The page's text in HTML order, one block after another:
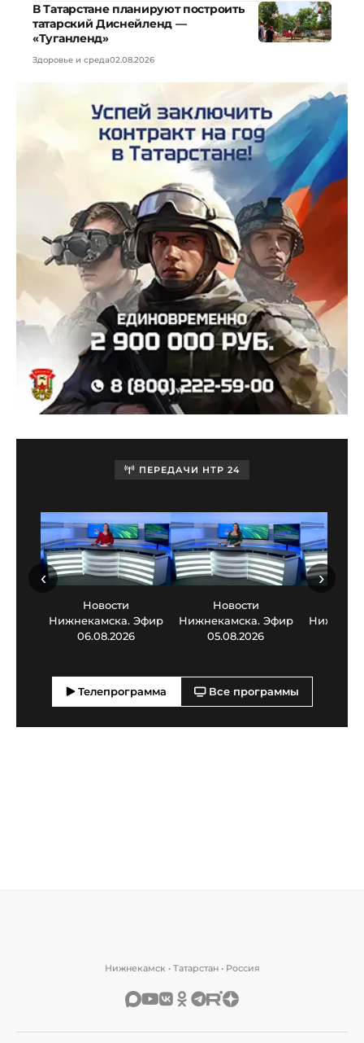
В Татарстане планируют построить
татарский Диснейленд —
«Туганленд»
Здоровье и среда02.08.2026
ПЕРЕДАЧИ НТР 24
Новости
Нижнекамска. Эфир
06.08.2026
Новости
Нижнекамска. Эфир
05.08.2026
‹ ›
Телепрограмма Все программы
Нижнекамск • Татарстан • Россия